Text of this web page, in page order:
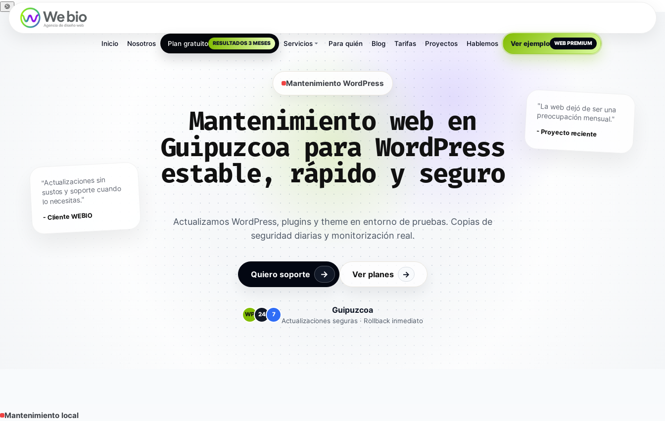
🍪
Inicio Nosotros Plan gratuito RESULTADOS 3 MESES Servicios Para quién Blog Tarifas Proyectos Hablemos Ver ejemplo WEB PREMIUM
"Actualizaciones sin
sustos y soporte cuando
lo necesitas."
- Cliente WEBIO
Mantenimiento WordPress
Mantenimiento web en
Guipuzcoa para WordPress
estable, rápido y seguro
Actualizamos WordPress, plugins y theme en entorno de pruebas. Copias de
seguridad diarias y monitorización real.
Quiero soporte → Ver planes →
WP 24 7 Guipuzcoa
Actualizaciones seguras · Rollback inmediato
"La web dejó de ser una
preocupación mensual."
- Proyecto reciente
Mantenimiento local